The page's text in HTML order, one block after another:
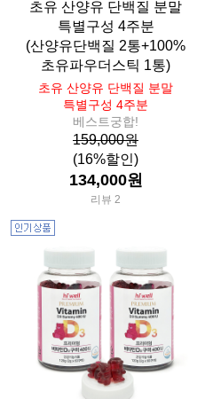
초유 산양유 단백질 분말
특별구성 4주분
(산양유단백질 2통+100%
초유파우더스틱 1통)
초유 산양유 단백질 분말
특별구성 4주분
베스트궁합!
159,000원
(16%할인)
134,000원
리뷰 2